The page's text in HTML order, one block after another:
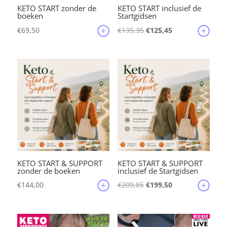
KETO START zonder de
boeken
€69,50
KETO START inclusief de
Startgidsen
€135,35 Oorspronkelijke
€135,35.
€125,45Huidige
€125,45.
KETO START & SUPPORT
zonder de boeken
€144,00
KETO START & SUPPORT
inclusief de Startgidsen
€209,85 Oorspronkelijke
€209,85.
€199,50Huidige
€199,50.